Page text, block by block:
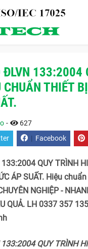
ĐLVN 133:2004
CHUẨN THIẾT
- 627
| Facebook
QUY TRÌNH
ÁP SUẤT. Hiệu chuẩn
NGHIỆP -
QUẢ. LH 0337 357
QUY TRÌNH